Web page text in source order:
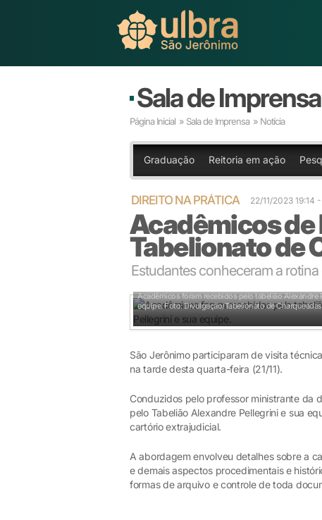
Sala de Imprensa
Página Inicial » Sala de Imprensa » Notícia
Graduação Reitoria em ação
DIREITO NA PRÁTICA 22/11/2023 19:14
Acadêmicos
Tabelionato de
Estudantes conheceram a
Acadêmicos foram recebidos pelo tabelião Alexandre
equipe.Foto: Divulgação/Tabelionato de Charqueadas
São Jerônimo participaram de visita
na tarde desta quarta-feira (21/11).
Conduzidos pelo professor ministrante da
pelo Tabelião Alexandre Pellegrini e sua
cartório extrajudicial.
A abordagem envolveu detalhes sobre a
e demais aspectos procedimentais e
formas de arquivo e controle de toda